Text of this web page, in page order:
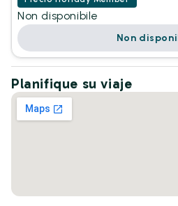
Non disponibile
Non
Planifique su viaje